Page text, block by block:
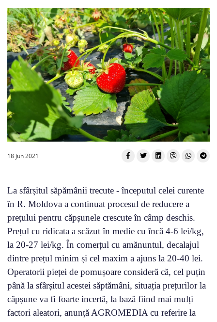
18 jun 2021
La sfârșitul săpămânii trecute - începutul celei curente
în R. Moldova a continuat procesul de reducere a
prețului pentru căpșunele crescute în câmp deschis.
Prețul cu ridicata a scăzut în medie cu încă 4-6 lei/kg,
la 20-27 lei/kg. În comerțul cu amănuntul, decalajul
dintre prețul minim și cel maxim a ajuns la 20-40 lei.
Operatorii pieței de pomușoare consideră că, cel puțin
până la sfârșitul acestei săptămâni, situația prețurilor la
căpșune va fi foarte incertă, la bază fiind mai mulți
factori aleatori, anunță AGROMEDIA cu referire la